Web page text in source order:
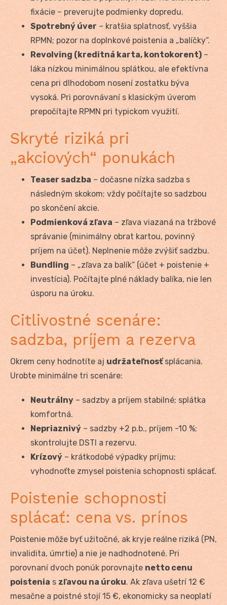
fixácie – preverujte podmienky dopredu.
Spotrebný úver – kratšia splatnosť, vyššia
RPMN; pozor na doplnkové poistenia a „balíčky“.
Revolving (kreditná karta, kontokorent) –
láka nízkou minimálnou splátkou, ale efektívna
cena pri dlhodobom nosení zostatku býva
vysoká. Pri porovnávaní s klasickým úverom
prepočítajte RPMN pri typickom využití.
Skryté riziká pri
„akciových“ ponukách
Teaser sadzba – dočasne nízka sadzba s
následným skokom; vždy počítajte so sadzbou
po skončení akcie.
Podmienková zľava – zľava viazaná na tržbové
správanie (minimálny obrat kartou, povinný
príjem na účet). Neplnenie môže zvýšiť sadzbu.
Bundling – „zľava za balík“ (účet + poistenie +
investícia). Počítajte plné náklady balíka, nie len
úsporu na úroku.
Citlivostné scenáre:
sadzba, príjem a rezerva
Okrem ceny hodnotíte aj udržateľnosťsplácania.
Urobte minimálne tri scenáre:
Neutrálny – sadzby a príjem stabilné; splátka
komfortná.
Nepriaznivý – sadzby +2 p.b., príjem -10 %;
skontrolujte DSTI a rezervu.
Krízový – krátkodobé výpadky príjmu;
vyhodnoťte zmysel poistenia schopnosti splácať.
Poistenie schopnosti
splácať: cena vs. prínos
Poistenie môže byť užitočné, ak kryje reálne riziká (PN,
invalidita, úmrtie) a nie je nadhodnotené. Pri
porovnaní dvoch ponúk porovnajte netto cenu
poistenia s zľavou na úroku. Ak zľava ušetrí 12 €
mesačne a poistné stojí 15 €, ekonomicky sa neoplatí